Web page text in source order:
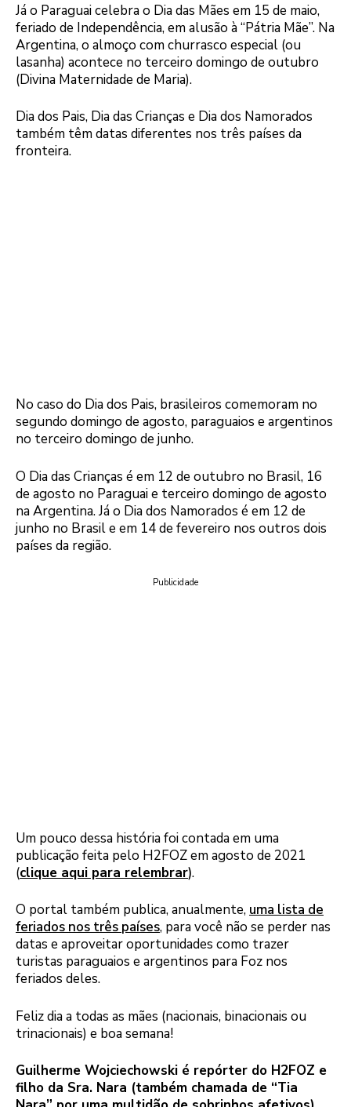
Já o Paraguai celebra o Dia das Mães em 15 de maio,
feriado de Independência, em alusão à “Pátria Mãe”. Na
Argentina, o almoço com churrasco especial (ou
lasanha) acontece no terceiro domingo de outubro
(Divina Maternidade de Maria).
Dia dos Pais, Dia das Crianças e Dia dos Namorados
também têm datas diferentes nos três países da
fronteira.
No caso do Dia dos Pais, brasileiros comemoram no
segundo domingo de agosto, paraguaios e argentinos
no terceiro domingo de junho.
O Dia das Crianças é em 12 de outubro no Brasil, 16
de agosto no Paraguai e terceiro domingo de agosto
na Argentina. Já o Dia dos Namorados é em 12 de
junho no Brasil e em 14 de fevereiro nos outros dois
países da região.
Publicidade
Um pouco dessa história foi contada em uma
publicação feita pelo H2FOZ em agosto de 2021
(clique aqui para relembrar).
O portal também publica, anualmente, uma lista de
feriados nos três países, para você não se perder nas
datas e aproveitar oportunidades como trazer
turistas paraguaios e argentinos para Foz nos
feriados deles.
Feliz dia a todas as mães (nacionais, binacionais ou
trinacionais) e boa semana!
Guilherme Wojciechowski é repórter do H2FOZ e
filho da Sra. Nara (também chamada de “Tia